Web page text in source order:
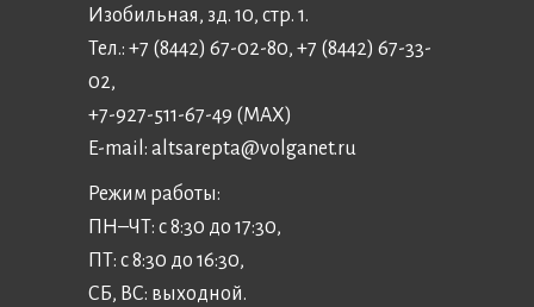
Изобильная, зд. 10, стр. 1.
Тел.: +7 (8442) 67-02-80, +7 (8442) 67-33-
02,
+7-927-511-67-49 (MAX)
E-mail: altsarepta@volganet.ru
Режим работы:
ПН–ЧТ: с 8:30 до 17:30,
ПТ: с 8:30 до 16:30,
СБ, ВС: выходной.